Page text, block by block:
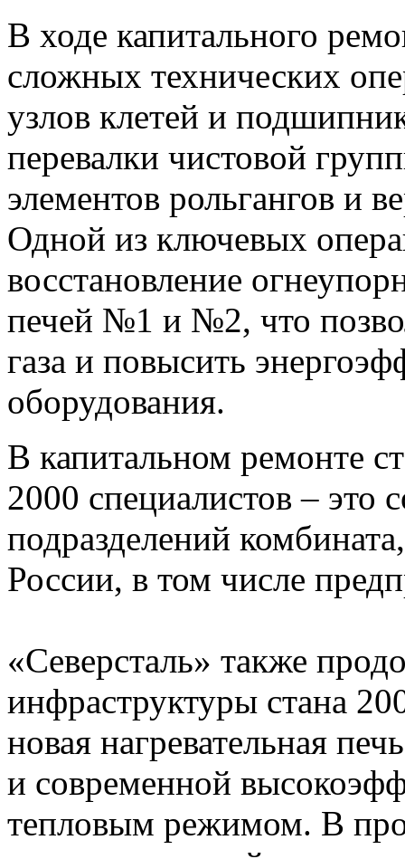
В ходе капитального
сложных технических
узлов клетей и
перевалки чистовой
элементов рольгангов и
Одной из ключевых
восстановление
печей №1 и №2, что
газа и повысить
оборудования.
В капитальном ремонте
2000 специалистов – это
подразделений
России, в том числе
«Северсталь» также
инфраструктуры стана
новая нагревательная
и современной
тепловым режимом. В